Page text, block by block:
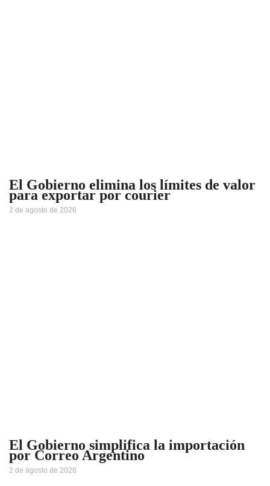
El Gobierno elimina los límites de valor
para exportar por courier
2 de agosto de 2026
El Gobierno simplifica la importación
por Correo Argentino
2 de agosto de 2026